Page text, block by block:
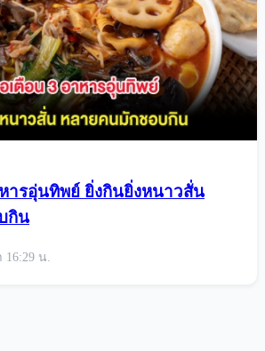
ารอุ่นทิพย์ ยิ่งกินยิ่งหนาวสั่น
กิน
16:29 น.